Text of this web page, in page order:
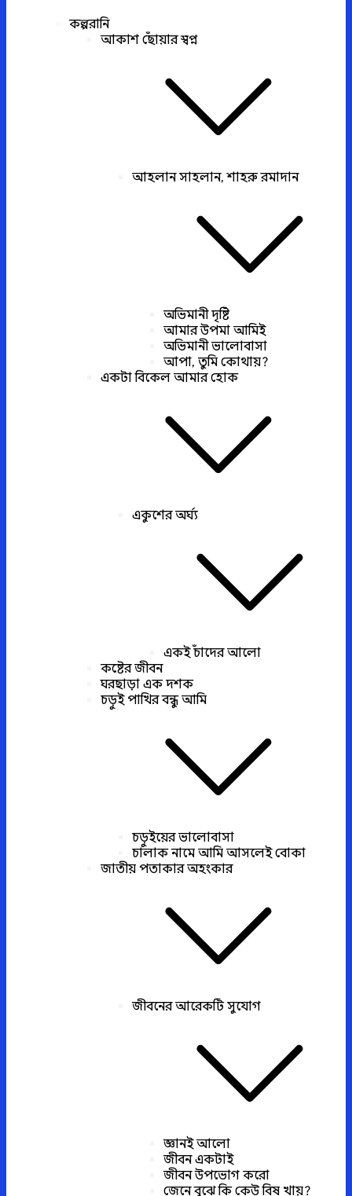
কল্পরানি
আকাশ ছোঁয়ার স্বপ্ন
আহলান সাহলান, শাহরু রমাদান
অভিমানী দৃষ্টি
আমার উপমা আমিই
অভিমানী ভালোবাসা
আপা, তুমি কোথায়?
একটা বিকেল আমার হোক
একুশের অর্ঘ্য
একই চাঁদের আলো
কষ্টের জীবন
ঘরছাড়া এক দশক
চড়ুই পাখির বন্ধু আমি
চড়ুইয়ের ভালোবাসা
চালাক নামে আমি আসলেই বোকা
জাতীয় পতাকার অহংকার
জীবনের আরেকটি সুযোগ
জ্ঞানই আলো
জীবন একটাই
জীবন উপভোগ করো
জেনে বুঝে কি কেউ বিষ খায়?